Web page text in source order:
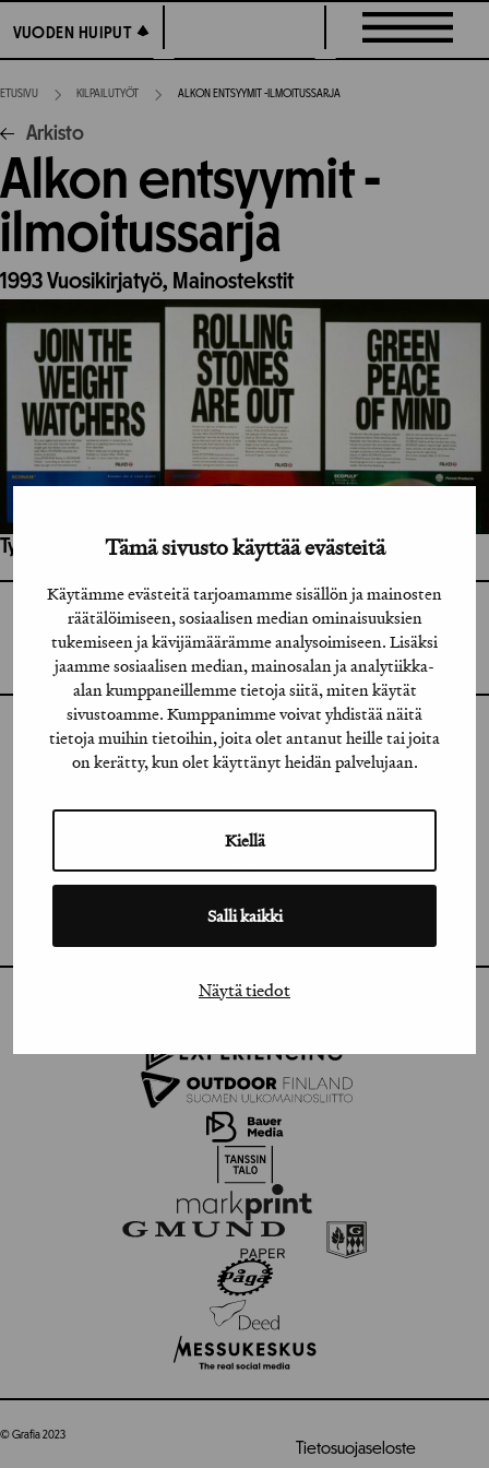
Tämä sivusto käyttää evästeitä
Käytämme evästeitä tarjoamamme sisällön ja mainosten
räätälöimiseen, sosiaalisen median ominaisuuksien
tukemiseen ja kävijämäärämme analysoimiseen. Lisäksi
jaamme sosiaalisen median, mainosalan ja analytiikka-
alan kumppaneillemme tietoja siitä, miten käytät
sivustoamme. Kumppanimme voivat yhdistää näitä
tietoja muihin tietoihin, joita olet antanut heille tai joita
on kerätty, kun olet käyttänyt heidän palvelujaan.
Kiellä
Salli kaikki
Näytä tiedot
suoraan
sisältöön
VUODEN HUIPUT
VUODEN HUIPUT
ETUSIVU KILPAILUTYÖT ALKON ENTSYYMIT -ILMOITUSSARJA
Arkisto
Alkon entsyymit -
ilmoitussarja
1993Vuosikirjatyö, Mainostekstit
Työhön osallistuneet henkilöt / tahot:
GRAFIA RY
UUDENMAANKATU 11 B 9,
00120 HELSINKI
INSTAGRAM
FACEBOOK
FLICKR
© Grafia 2023
Tietosuojaseloste